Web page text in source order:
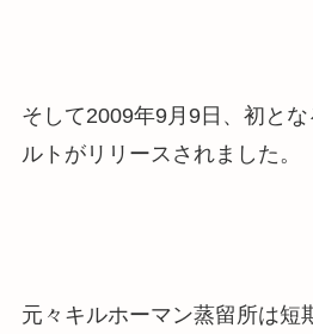
そして2009年9月9日、初と
ルトがリリースされました。
元々 キルホーマン蒸留所は短